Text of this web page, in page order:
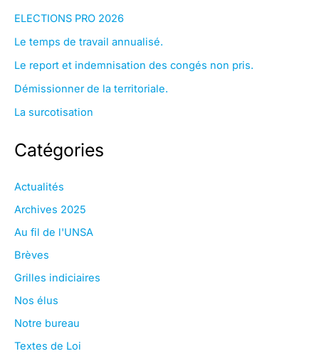
ELECTIONS PRO 2026
Le temps de travail annualisé.
Le report et indemnisation des congés non pris.
Démissionner de la territoriale.
La surcotisation
Catégories
Actualités
Archives 2025
Au fil de l'UNSA
Brèves
Grilles indiciaires
Nos élus
Notre bureau
Textes de Loi